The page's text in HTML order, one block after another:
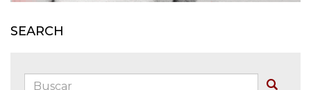
SEARCH
Buscar: